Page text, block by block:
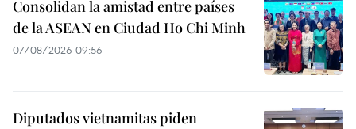
Consolidan la amistad entre países
de la ASEAN en Ciudad Ho Chi Minh
07/08/2026 09:56
Diputados vietnamitas piden